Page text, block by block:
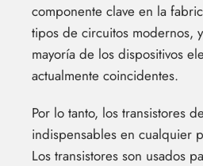
componente clave en la
tipos de circuitos modernos,
mayoría de los dispositivos
actualmente coincidentes.
Por lo tanto, los transistores
indispensables en cualquier
Los transistores son usados